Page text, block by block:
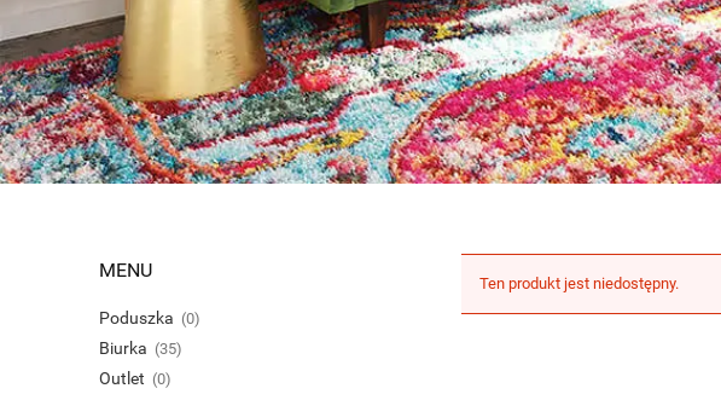
MENU
Poduszka (0)
Biurka (35)
Outlet (0)
Ten produkt jest niedostępny.